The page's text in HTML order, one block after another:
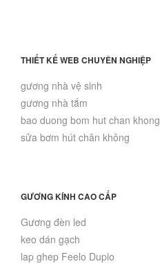
THIẾT KẾ WEB CHUYÊN NGHIỆP
gương nhà vệ sinh
gương nhà tắm
bao duong bom hut chan khong
sửa bơm hút chân không
GƯƠNG KÍNH CAO CẤP
Gương đèn led
keo dán gạch
lap ghep Feelo Duplo